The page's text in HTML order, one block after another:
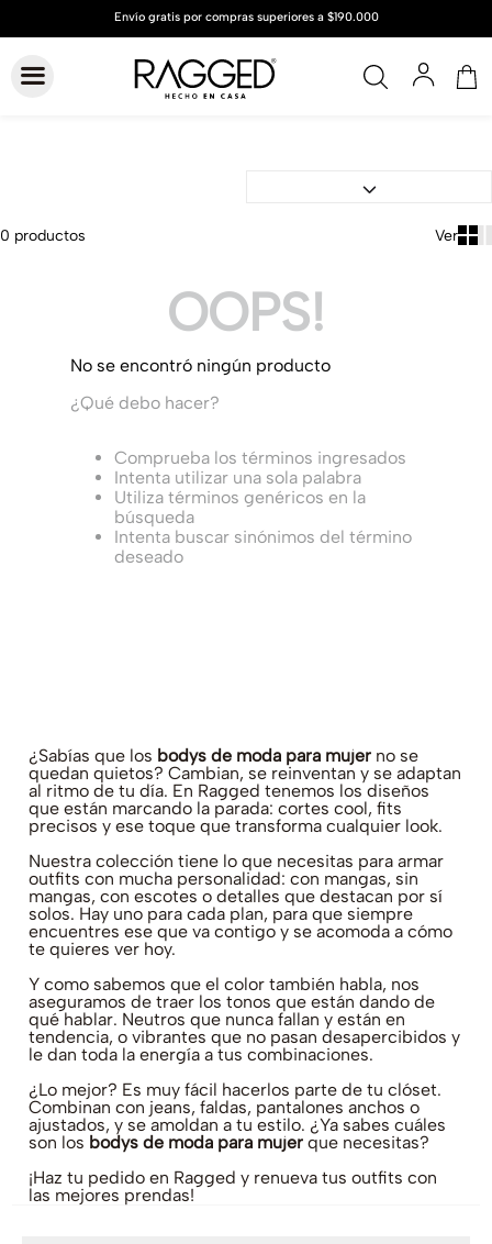
0 productos
OOPS!
No se encontró ningún producto
¿Qué debo hacer?
Comprueba los términos ingresados
Intenta utilizar una sola palabra
Utiliza términos genéricos en la
búsqueda
Intenta buscar sinónimos del término
deseado
¿Sabías que los bodys de moda para mujer no se
quedan quietos? Cambian, se reinventan y se adaptan
al ritmo de tu día. En Ragged tenemos los diseños
que están marcando la parada: cortes cool, fits
precisos y ese toque que transforma cualquier look.
Nuestra colección tiene lo que necesitas para armar
outfits con mucha personalidad: con mangas, sin
mangas, con escotes o detalles que destacan por sí
solos. Hay uno para cada plan, para que siempre
encuentres ese que va contigo y se acomoda a cómo
te quieres ver hoy.
Y como sabemos que el color también habla, nos
aseguramos de traer los tonos que están dando de
qué hablar. Neutros que nunca fallan y están en
tendencia, o vibrantes que no pasan desapercibidos y
le dan toda la energía a tus combinaciones.
¿Lo mejor? Es muy fácil hacerlos parte de tu clóset.
Combinan con jeans, faldas, pantalones anchos o
ajustados, y se amoldan a tu estilo. ¿Ya sabes cuáles
son los bodys de moda para mujer que necesitas?
¡Haz tu pedido en Ragged y renueva tus outfits con
las mejores prendas!